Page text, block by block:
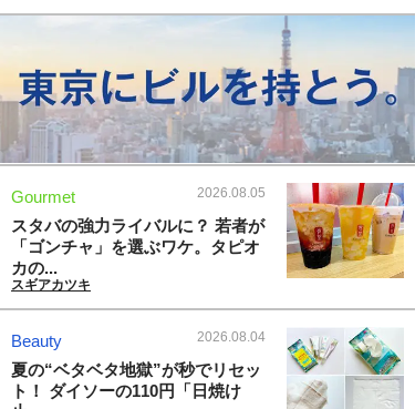
Gourmet 2026.08.05
スタバの強力ライバルに？ 若者が
「ゴンチャ」を選ぶワケ。タピオ
カの...
スギアカツキ
Beauty 2026.08.04
夏の“ベタベタ地獄”が秒でリセッ
ト！ ダイソーの110円「日焼け